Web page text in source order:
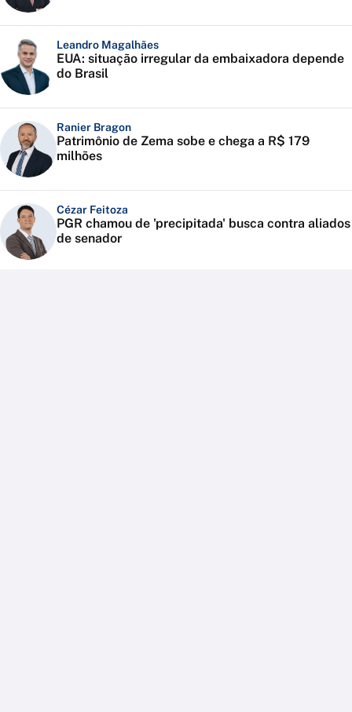
Leandro Magalhães
EUA: situação irregular da embaixadora depende
do Brasil
Ranier Bragon
Patrimônio de Zema sobe e chega a R$ 179
milhões
Cézar Feitoza
PGR chamou de 'precipitada' busca contra aliados
de senador